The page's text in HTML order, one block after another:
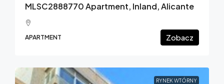
MLSC2888770 Apartment, Inland, Alicante
APARTMENT Zobacz
RYNEK WTÓRNY